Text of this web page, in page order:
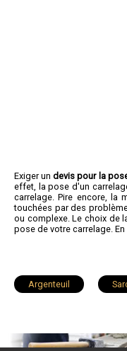
Exiger undevis pour la
effet, la pose d'un
carrelage. Pire encore, la
touchées par des
ou complexe. Le choix de
pose de votre carrelage. En
Argenteuil
Saint-Gratien